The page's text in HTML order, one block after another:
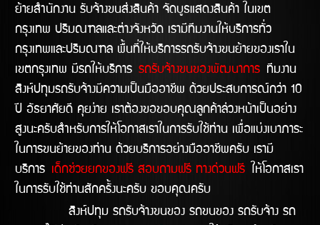
ย้ายสำนักงาน รับจ้างขนส่งสินค้า จัดบูธแสดงสินค้า ในเขต
กรุงเทพ ปริมณฑลและต่างจังหวัด เรามีทีมงานให้บริการทั่ว
กรุงเทพและปริมณฑล พื้นที่ให้บริการรถรับจ้างขนย้ายของเราใน
เขตกรุงเทพ มีรถให้บริการ รถรับจ้างขนของพัฒนาการ ทีมงาน
สิงห์ปทุมรถรับจ้างมีความเป็นมืออาชีพ ด้วยประสบการณ์กว่า 10
ปี อัธยาศัยดี คุยง่าย เราต้องขอขอบคุณลูกค้าล่วงหน้าเป็นอย่าง
สูงนะครับสำหรับการให้โอกาสเราในการรับใช้ท่าน เพื่อแบ่งเบาภาระ
ในการขนย้ายของท่าน ด้วยบริการอย่างมืออาชีพครับ เรามี
บริการ
เด็กช่วยยกของฟรี สอบถามฟรี ทางด่วนฟรี ให้โอกาสเรา
ในการรับใช้ท่านสักครั้งนะครับ ขอบคุณครับ
สิงห์ปทุม รถรับจ้างขนของ รถขนของ รถรับจ้าง รถ